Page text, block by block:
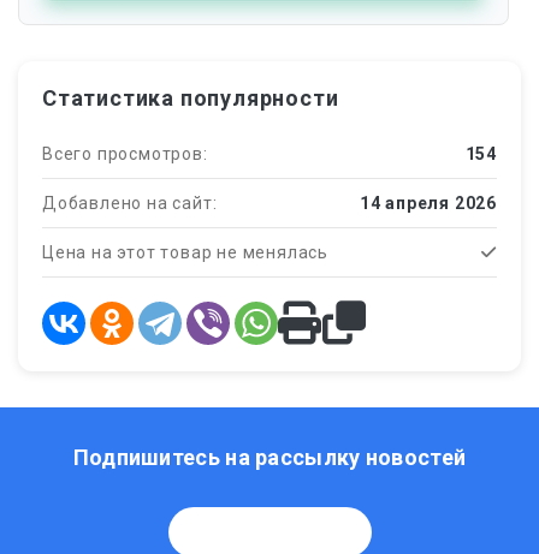
Статистика популярности
Всего просмотров: 154
Добавлено на сайт: 14 апреля 2026
Цена на этот товар не менялась
Подпишитесь на рассылку новостей